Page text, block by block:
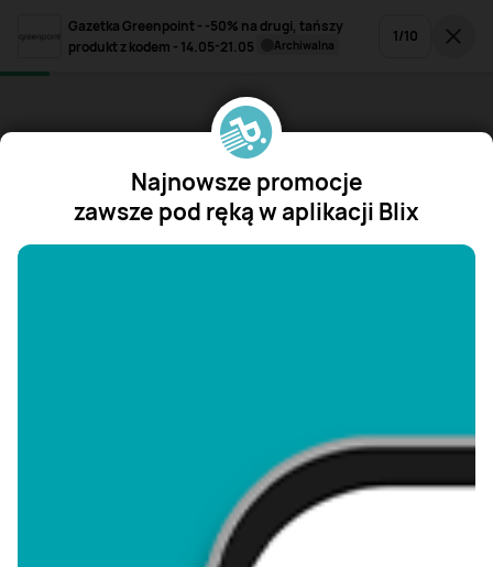
Gazetka Greenpoint - -50% na drugi, tańszy
produkt z kodem - 14.05-21.05
archiwalna 1/10
Najnowsze promocje
zawsze pod ręką w aplikacji Blix
"/>